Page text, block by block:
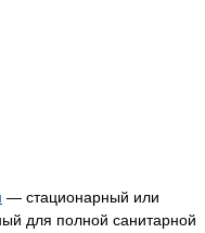
— стационарный или
для полной санитарной